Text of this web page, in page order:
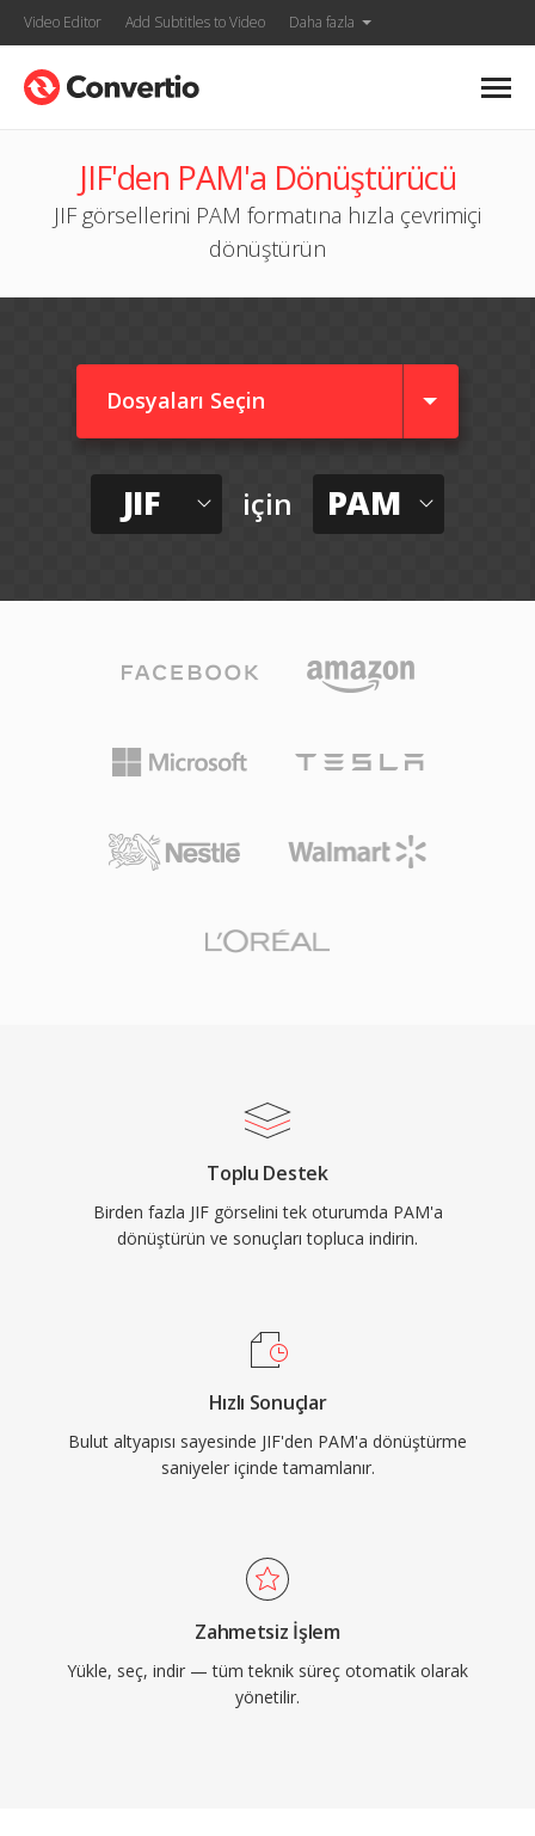
Video Editor Add Subtitles to Video Daha fazla
JIF'den PAM'a Dönüştürücü
JIF görsellerini PAM formatına hızla çevrimiçi
dönüştürün
Dosyaları Seçin
JIF için PAM
Toplu Destek
Birden fazla JIF görselini tek oturumda PAM'a
dönüştürün ve sonuçları topluca indirin.
Hızlı Sonuçlar
Bulut altyapısı sayesinde JIF'den PAM'a dönüştürme
saniyeler içinde tamamlanır.
Zahmetsiz İşlem
Yükle, seç, indir — tüm teknik süreç otomatik olarak
yönetilir.